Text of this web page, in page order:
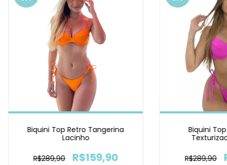
Biquini Top Retro Tangerina
Lacinho
R$289,90 R$159,90
Biquini
R$289,90